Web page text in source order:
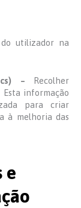
utilizador na
– Recolher
informação
para criar
à melhoria das
e